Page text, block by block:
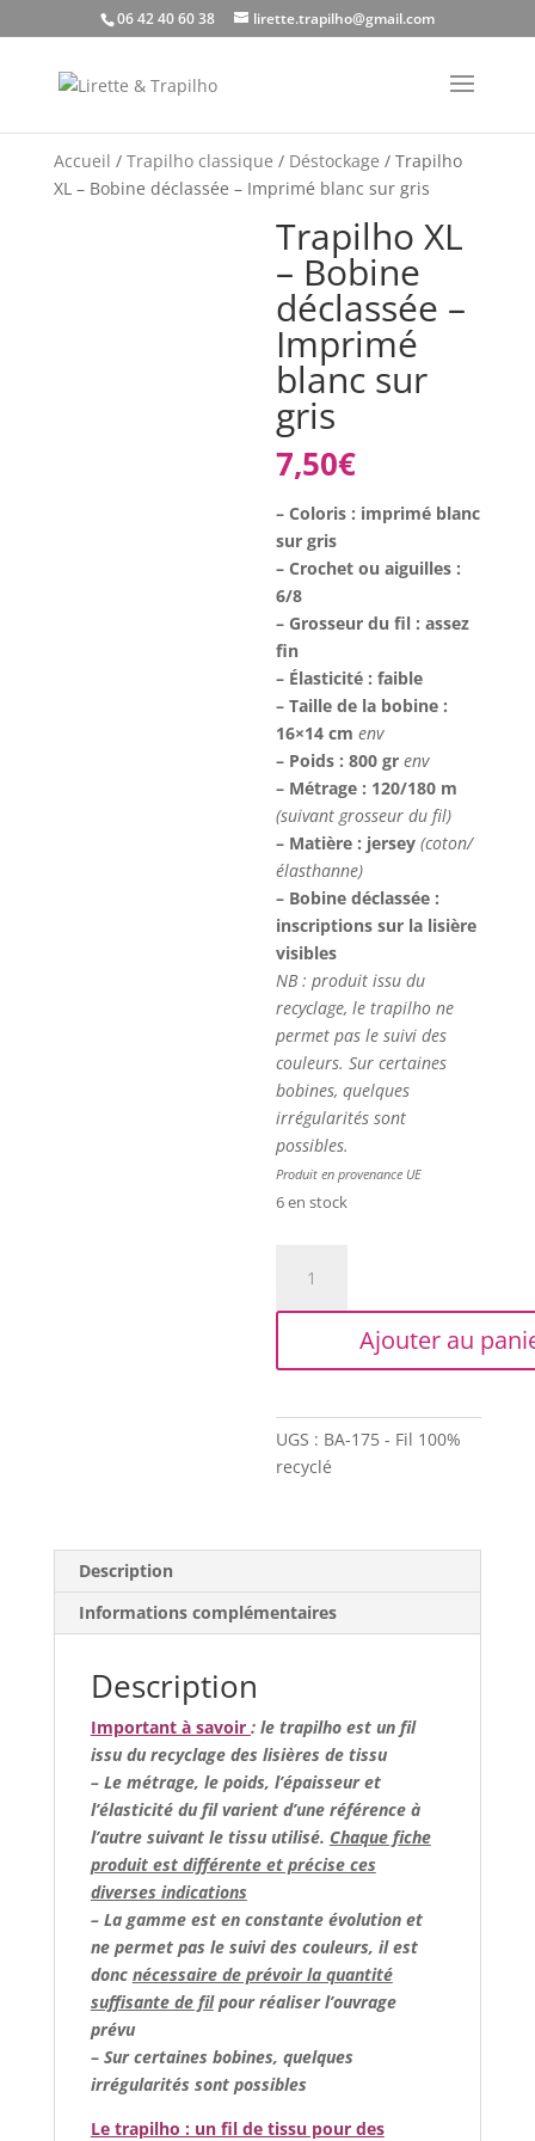
06 42 40 60 38 lirette.trapilho@gmail.com
Accueil / Trapilho classique / Déstockage / Trapilho
XL – Bobine déclassée – Imprimé blanc sur gris
Trapilho XL
– Bobine
déclassée –
Imprimé
blanc sur
gris
7,50€
– Coloris : imprimé blanc
sur gris
– Crochet ou aiguilles :
6/8
– Grosseur du fil : assez
fin
– Élasticité : faible
– Taille de la bobine :
16×14 cmenv
– Poids : 800 grenv
– Métrage : 120/180 m
(suivant grosseur du fil)
– Matière : jersey(coton/
élasthanne)
– Bobine déclassée :
inscriptions sur la lisière
visibles
NB : produit issu du
recyclage, le trapilho ne
permet pas le suivi des
couleurs. Sur certaines
bobines, quelques
irrégularités sont
possibles.
Produit en provenance UE
6 en stock
Trapilho
-
déclassée
-
Imprimé
Ajouter au
UGS : BA-175 - Fil 100%
recyclé
Description
Informations complémentaires
Description
Important à savoir : le trapilho est un fil
issu du recyclage des lisières de tissu
– Le métrage, le poids, l’épaisseur et
l’élasticité du fil varient d’une référence à
l’autre suivant le tissu utilisé. Chaque fiche
produit est différente et précise ces
diverses indications
– La gamme est en constante évolution et
ne permet pas le suivi des couleurs, il est
donc nécessaire de prévoir la quantité
suffisante de filpour réaliser l’ouvrage
prévu
– Sur certaines bobines, quelques
irrégularités sont possibles
Le trapilho : un fil de tissu pour des